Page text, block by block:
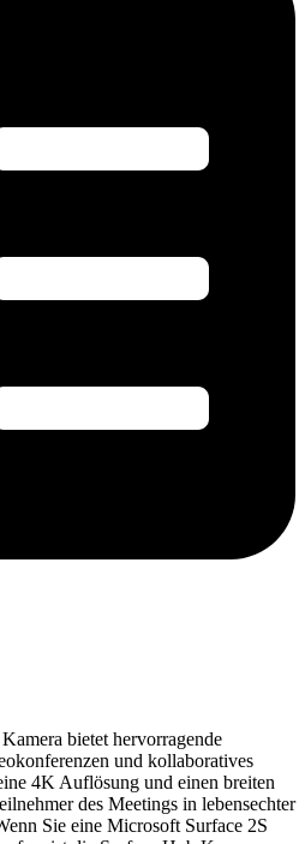
bietet hervorragende
und kollaboratives
4K Auflösung und einen breiten
des Meetings in lebensechter
Sie eine Microsoft Surface 2S